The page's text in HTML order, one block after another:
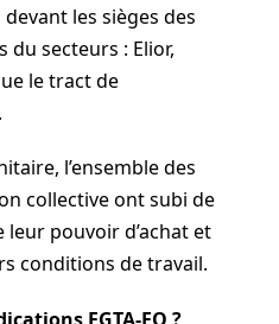
les sièges des
secteurs : Elior,
le tract de
l’ensemble des
collective ont subi de
pouvoir d’achat et
conditions de travail.
FGTA-FO ?